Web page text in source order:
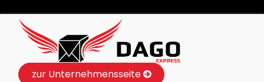
zur Unternehmensseite